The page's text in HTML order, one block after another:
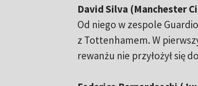
David Silva (Manchester
Od niego w zespole
z Tottenhamem. W
rewanżu nie przyłożył się